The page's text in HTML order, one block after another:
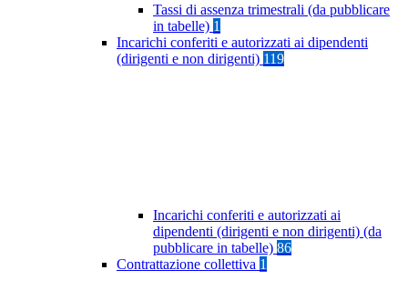
Tassi di assenza trimestrali (da pubblicare
in tabelle) 1
Incarichi conferiti e autorizzati ai dipendenti
(dirigenti e non dirigenti) 119
Incarichi conferiti e autorizzati ai
dipendenti (dirigenti e non dirigenti) (da
pubblicare in tabelle) 86
Contrattazione collettiva 1